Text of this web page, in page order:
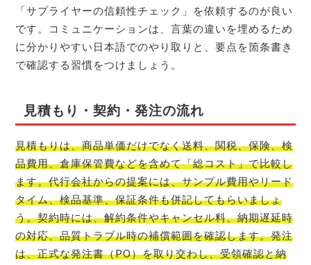
「サプライヤーの信頼性チェック」を依頼するのが良い
です。コミュニケーションは、言葉の違いを埋めるため
に分かりやすい日本語でのやり取りと、要点を箇条書き
で確認する習慣をつけましょう。
見積もり・契約・発注の流れ
見積もりは、商品単価だけでなく送料、関税、保険、検
品費用、倉庫保管費などを含めて「総コスト」で比較し
ます。代行会社からの提案には、サンプル費用やリード
タイム、検品基準、保証条件も併記してもらいましょ
う。契約時には、解約条件やキャンセル料、納期遅延時
の対応、品質トラブル時の補償範囲を確認します。発注
は、正式な発注書（PO）を取り交わし、受領確認と納